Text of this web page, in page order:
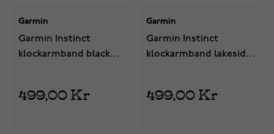
Garmin
Garmin Instinct
klockarmband black
499,00 Kr
Garmin
Garmin Instinct
klockarmband lakeside
499,00 Kr